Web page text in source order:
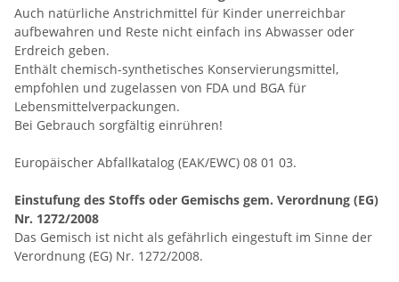
Auch natürliche Anstrichmittel für Kinder unerreichbar
aufbewahren und Reste nicht einfach ins Abwasser oder
Erdreich geben.
Enthält chemisch-synthetisches Konservierungsmittel,
empfohlen und zugelassen von FDA und BGA für
Lebensmittelverpackungen.
Bei Gebrauch sorgfältig einrühren!
Europäischer Abfallkatalog (EAK/EWC) 08 01 03.
Einstufung des Stoffs oder Gemischs gem. Verordnung (EG)
Nr. 1272/2008
Das Gemisch ist nicht als gefährlich eingestuft im Sinne der
Verordnung (EG) Nr. 1272/2008.